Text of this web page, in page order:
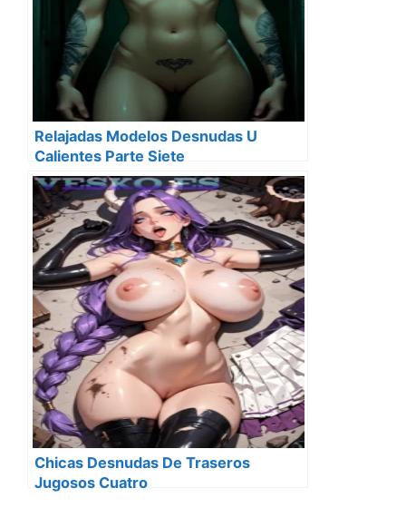
Relajadas Modelos Desnudas U
Calientes Parte Siete
Chicas Desnudas De Traseros
Jugosos Cuatro